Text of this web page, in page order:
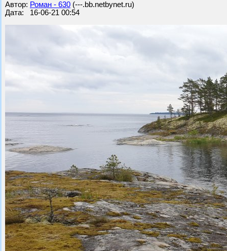
Автор: Роман - 630 (---.bb.netbynet.ru)
Дата: 16-06-21 00:54